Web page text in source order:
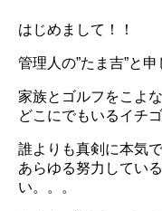
はじめまして！！
管理人の”たま吉”と申
家族とゴルフをこよ
どこにでもいるイチ
誰よりも真剣に本気
あらゆる努力してい
い。。。